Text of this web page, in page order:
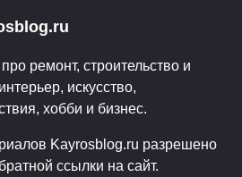
ремонт, строительство и
искусство,
хобби и бизнес.
Kayrosblog.ru разрешено
ссылки на сайт.